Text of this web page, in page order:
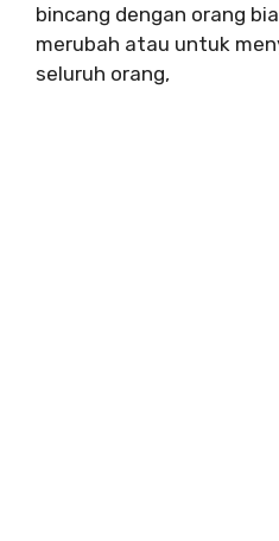
bincang dengan orang
merubah atau untuk
seluruh orang,